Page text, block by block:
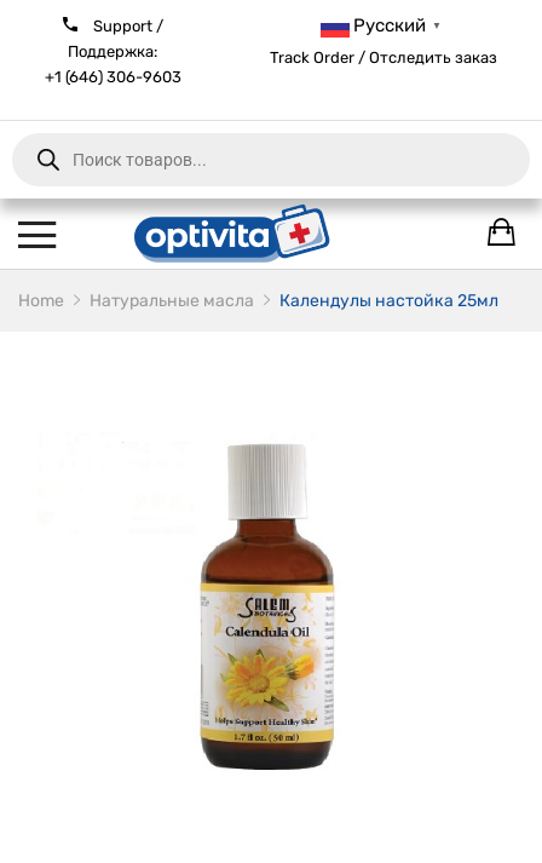
Support /
Поддержка:
+1 (646) 306-9603
Русский ▼
Track Order / Отследить заказ
Products
search
Home Натуральные масла Календулы настойка 25мл